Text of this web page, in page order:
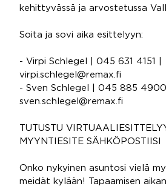
kehittyvässä ja arvostetussa
Soita ja sovi aika esittelyyn:
- Virpi Schlegel | 045 631 4151 |
virpi.schlegel@remax.fi
- Sven Schlegel | 045 885 4900
sven.schlegel@remax.fi
TUTUSTU
MYYNTIESITE SÄHKÖPOSTIISI
Onko nykyinen asuntosi vielä
meidät kylään! Tapaamisen